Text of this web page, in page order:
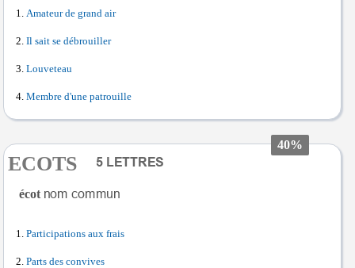
Amateur de grand air
Il sait se débrouiller
Louveteau
Membre d'une patrouille
40%
ECOTS
écot
Participations aux frais
Parts des convives